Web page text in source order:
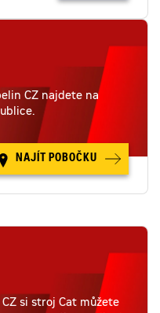
CZ najdete na
NAJÍT POBOČKU
si stroj Cat můžete